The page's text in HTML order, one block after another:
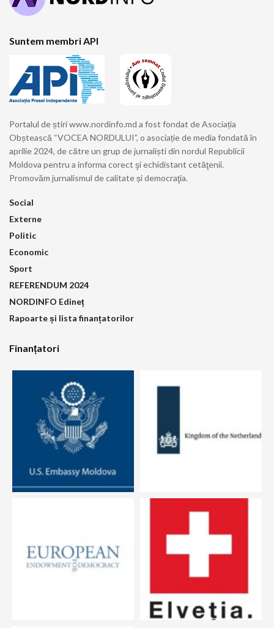
Suntem membri API
Portalul de știri www.nordinfo.md a fost fondat de Asociația
Obștească “VOCEA NORDULUI”, o asociație de media fondată în
aprilie 2024, de către un grup de jurnaliști din nordul Republicii
Moldova pentru a informa corect şi echidistant cetăţenii.
Promovăm jurnalismul de calitate și democraţia.
Social
Externe
Politic
Economic
Sport
REFERENDUM 2024
NORDINFO Edineț
Rapoarte și lista finanțatorilor
Finanțatori